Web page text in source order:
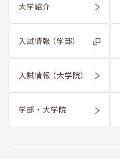
大学紹介
入試情報 （学部）
入試情報 （大学院）
学部 ・ 大学院